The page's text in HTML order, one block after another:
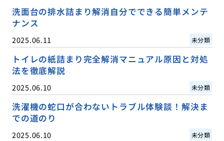
洗面台の排水詰まり解消自分でできる簡単メンテ
ナンス
2025.06.11 未分類
トイレの紙詰まり完全解消マニュアル原因と対処
法を徹底解説
2025.06.10 未分類
洗濯機の蛇口が合わないトラブル体験談！解決ま
での道のり
2025.06.10 未分類